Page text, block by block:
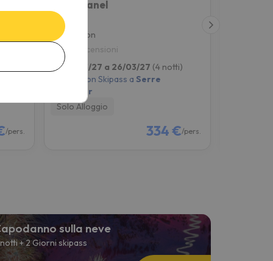
/pers.
Le Guisanel
Briançon
9.3
18 recensioni
da 22/03/27 a 26/03/27 (4 notti)
3 giorni con Skipass aSerre
Chevalier
Solo Alloggio
334 €/pers.
sulla neve
+ 2 Giorni skipass